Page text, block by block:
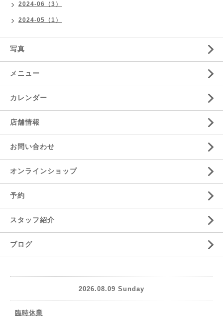
2024-06（3）
2024-05（1）
写真
メニュー
カレンダー
店舗情報
お問い合わせ
オンラインショップ
予約
スタッフ紹介
ブログ
2026.08.09 Sunday
臨時休業